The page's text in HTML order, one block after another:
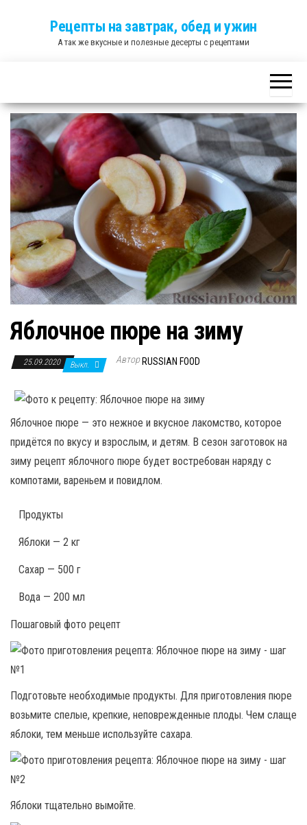
Рецепты на завтрак, обед и ужин
А так же вкусные и полезные десерты с рецептами
Яблочное пюре на зиму
25.09.2020 Выкл. Автор RUSSIAN FOOD
Яблочное пюре — это нежное и вкусное лакомство, которое
придётся по вкусу и взрослым, и детям. В сезон заготовок на
зиму рецепт яблочного пюре будет востребован наряду с
компотами, вареньем и повидлом.
Продукты
Яблоки — 2 кг
Сахар — 500 г
Вода — 200 мл
Пошаговый фото рецепт
Подготовьте необходимые продукты. Для приготовления пюре
возьмите спелые, крепкие, неповрежденные плоды. Чем слаще
яблоки, тем меньше используйте сахара.
Яблоки тщательно вымойте.